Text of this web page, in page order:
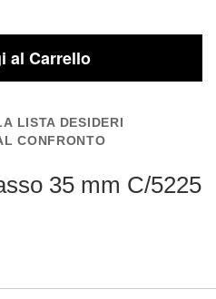
al Carrello
LISTA DESIDERI
CONFRONTO
35 mm C/5225